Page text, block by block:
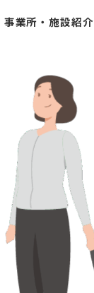
事業所・施設紹介